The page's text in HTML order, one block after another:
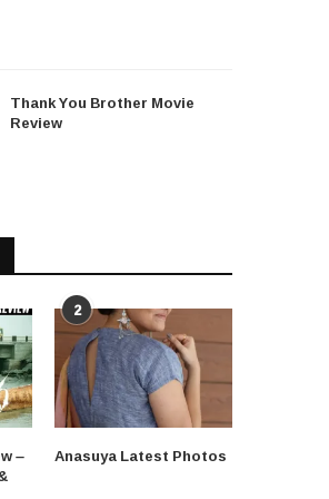
Thank You Brother Movie
Review
–
2
Anasuya Latest Photos